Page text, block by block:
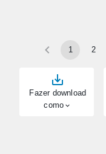
Fazer download
como
1 2